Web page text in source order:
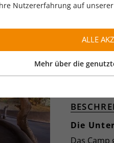
Robin
South
Die
Das Camp
Nutzererfahrung auf
ALLE
Mehr über die